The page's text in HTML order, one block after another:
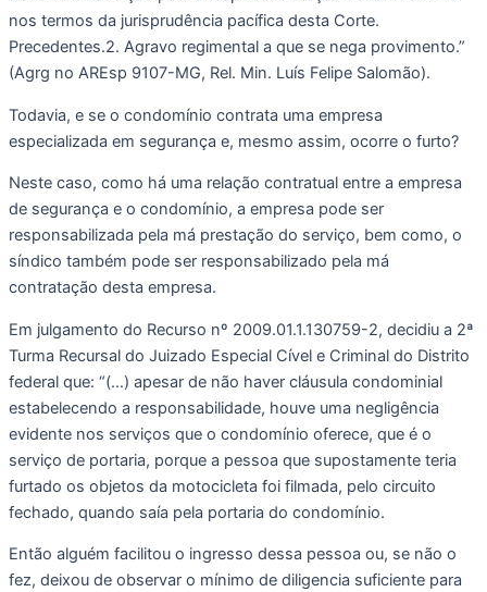
nos termos da jurisprudência pacífica desta Corte.
Precedentes.2. Agravo regimental a que se nega provimento.”
(Agrg no AREsp 9107-MG, Rel. Min. Luís Felipe Salomão).
Todavia, e se o condomínio contrata uma empresa
especializada em segurança e, mesmo assim, ocorre o furto?
Neste caso, como há uma relação contratual entre a empresa
de segurança e o condomínio, a empresa pode ser
responsabilizada pela má prestação do serviço, bem como, o
síndico também pode ser responsabilizado pela má
contratação desta empresa.
Em julgamento do Recurso nº 2009.01.1.130759-2, decidiu a 2ª
Turma Recursal do Juizado Especial Cível e Criminal do Distrito
federal que: “(…) apesar de não haver cláusula condominial
estabelecendo a responsabilidade, houve uma negligência
evidente nos serviços que o condomínio oferece, que é o
serviço de portaria, porque a pessoa que supostamente teria
furtado os objetos da motocicleta foi filmada, pelo circuito
fechado, quando saía pela portaria do condomínio.
Então alguém facilitou o ingresso dessa pessoa ou, se não o
fez, deixou de observar o mínimo de diligencia suficiente para